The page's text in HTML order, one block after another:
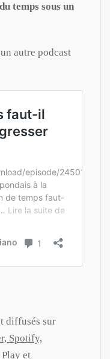
temps sous un
autre podcast
diffusés sur
Spotify,
et